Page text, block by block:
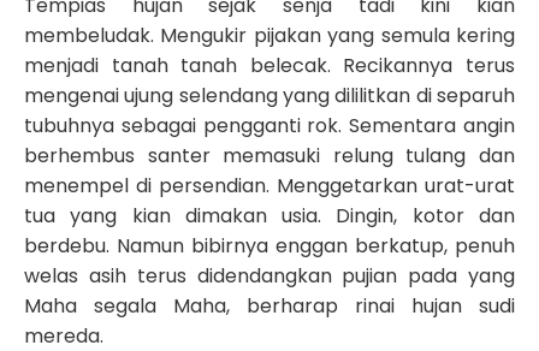
membeludak. Mengukir pijakan yang semula kering
menjadi tanah tanah belecak. Recikannya terus
mengenai ujung selendang yang dililitkan di separuh
tubuhnya sebagai pengganti rok. Sementara angin
berhembus santer memasuki relung tulang dan
menempel di persendian. Menggetarkan urat-urat
tua yang kian dimakan usia. Dingin, kotor dan
berdebu. Namun bibirnya enggan berkatup, penuh
welas asih terus didendangkan pujian pada yang
Maha segala Maha, berharap rinai hujan sudi
mereda.